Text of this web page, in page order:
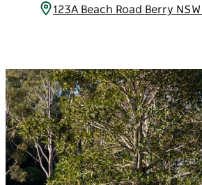
123A Beach Road Berry